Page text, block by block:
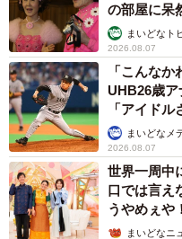
の部屋に呆
まいどなト
2026.08.07
「こんな
UHB26歳
「アイド
か」まいどなメ
2026.08.07
世界一周中
口では言え
うやめぇや
ん】まいどなニ